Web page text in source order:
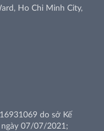
Ho Chi Minh City,
do sở Kế
07/07/2021;